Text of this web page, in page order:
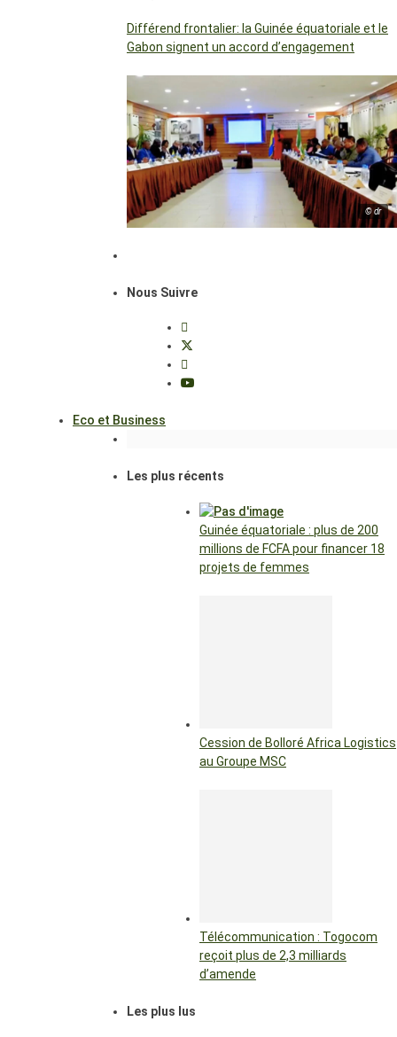
Différend frontalier: la Guinée équatoriale et le
Gabon signent un accord d’engagement
© dr
Nous Suivre
Eco et Business
Les plus récents
Guinée équatoriale : plus de 200
millions de FCFA pour financer 18
projets de femmes
Cession de Bolloré Africa Logistics
au Groupe MSC
Télécommunication : Togocom
reçoit plus de 2,3 milliards
d’amende
Les plus lus